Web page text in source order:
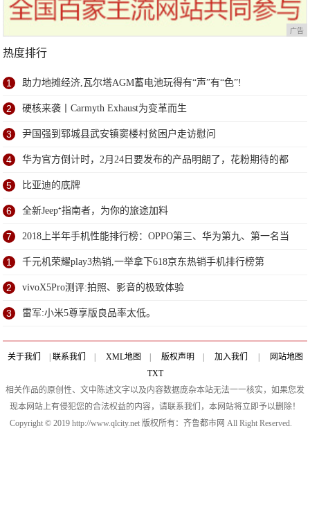
广告
热度排行
1 助力地摊经济,瓦尔塔AGM蓄电池玩得有“声”有“色”!
2 硬核来袭丨Carmyth Exhaust为变革而生
3 尹国强到郓城县武安镇窦楼村贫困户走访慰问
4 华为官方倒计时，2月24日要发布的产品明朗了，花粉期待的都
来了
5 比亚迪的底牌
6 全新Jeep⁺指南者，为你的旅途加料
7 2018上半年手机性能排行榜：OPPO第三、华为第九、第一名当
之无愧
1 千元机荣耀play3热销,一举拿下618京东热销手机排行榜第
2 vivoX5Pro测评:拍照、影音的极致体验
3 雷军:小米5尊享版良品率太低。
关于我们 联系我们 XML地图 版权声明 加入我们
网站地图
TXT
相关作品的原创性、文中陈述文字以及内容数据庞杂本站无法一一核实，如果您发
现本网站上有侵犯您的合法权益的内容，请联系我们，本网站将立即予以删除！
Copyright © 2019 http://www.qlcity.net 版权所有：齐鲁都市网 All Right Reserved.